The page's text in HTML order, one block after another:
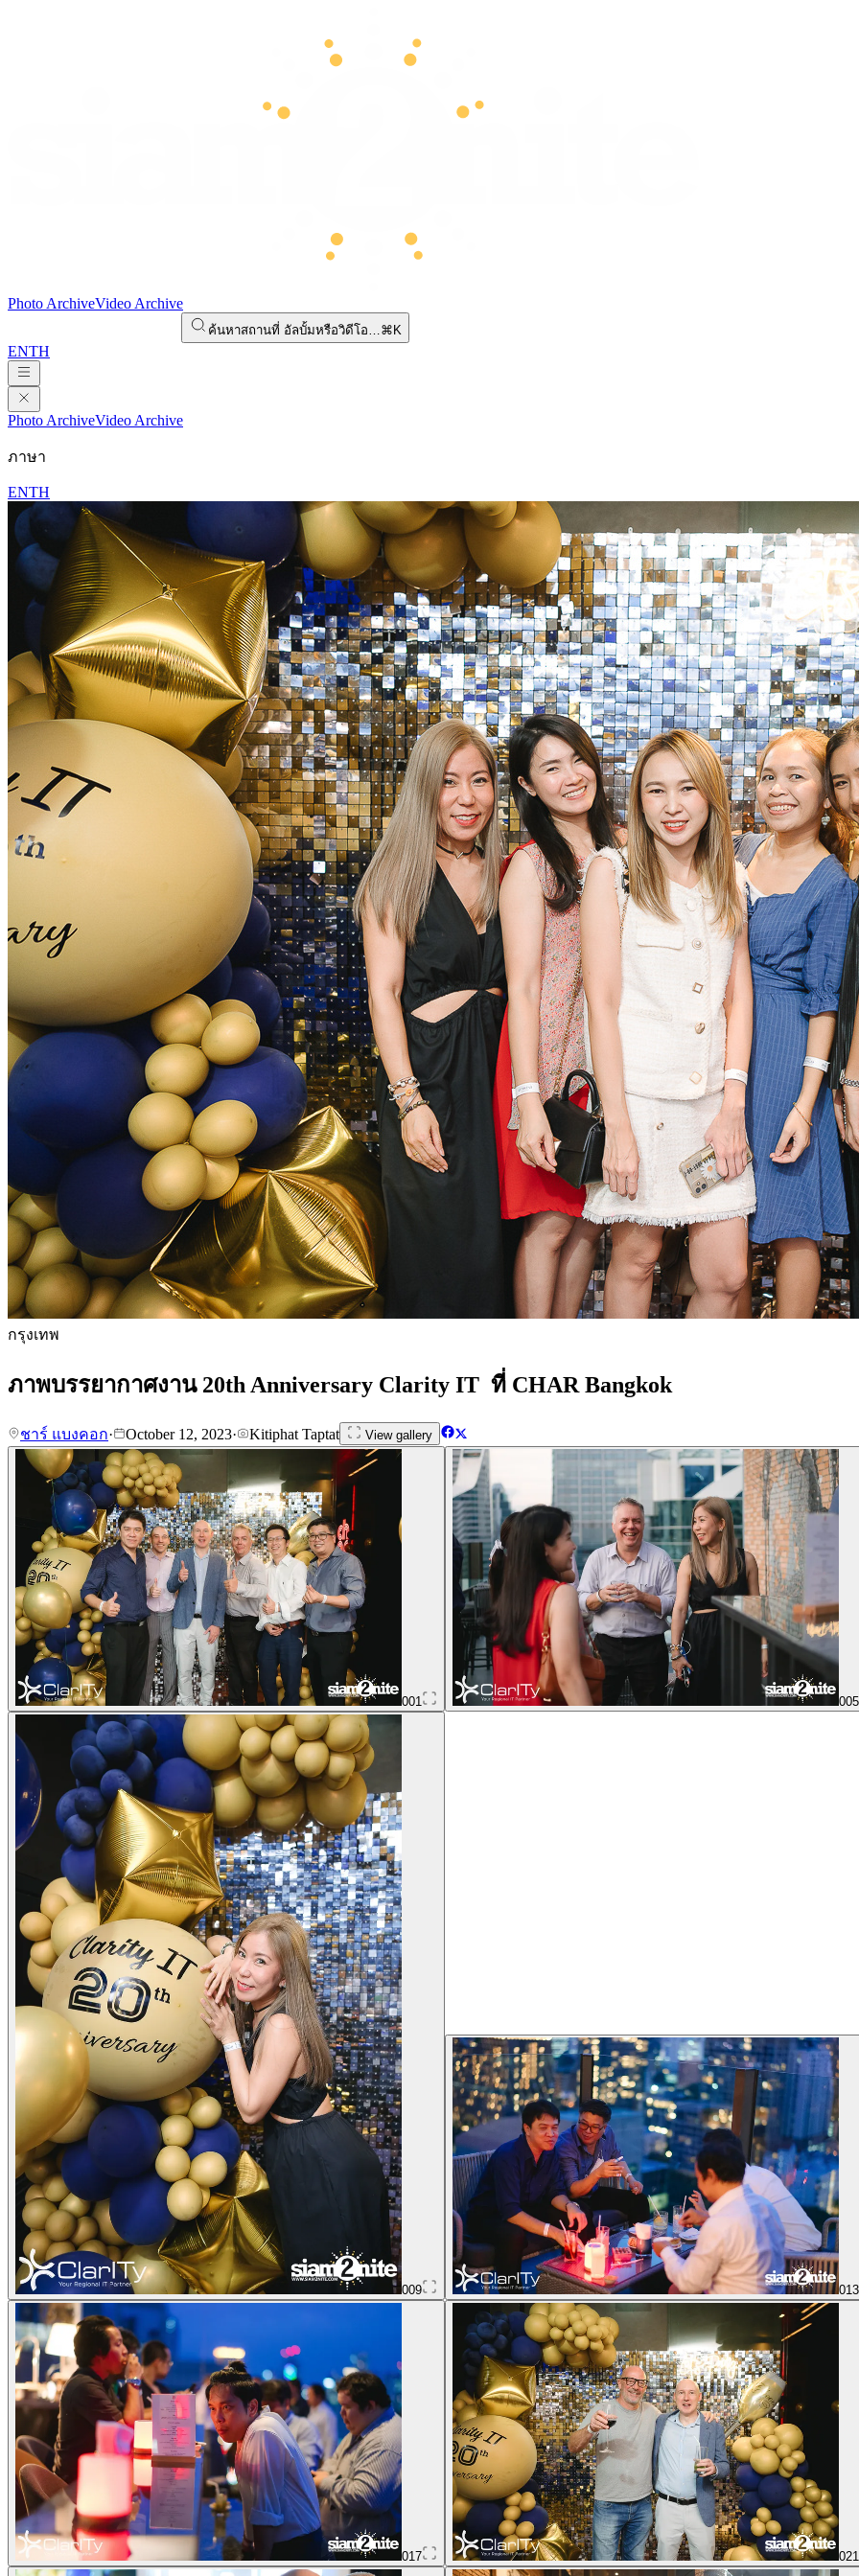
Photo ArchiveVideo Archive
ค้นหาสถานที่ อัลบั้มหรือวิดีโอ…⌘K
ENTH
Photo ArchiveVideo Archive
ภาษา
ENTH
กรุงเทพ
ภาพบรรยากาศงาน 20th Anniversary Clarity IT ที่ CHAR Bangkok
ชาร์ แบงคอก· October 12, 2023· Kitiphat Taptat View gallery
001 005
009 013
017 021